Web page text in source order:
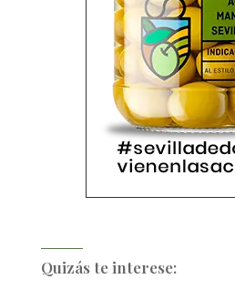
Quizás te interese: